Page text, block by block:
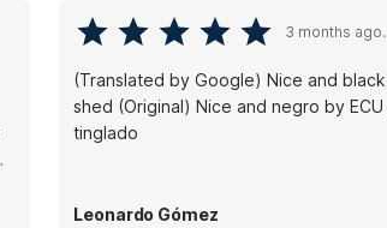
3 months ago.
(Translated by Google) Nice and
shed (Original) Nice and negro by ECU good
tinglado
Leonardo Gómez